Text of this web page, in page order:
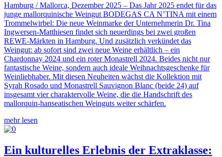
Hamburg / Mallorca, Dezember 2025 – Das Jahr 2025 endet für das
junge mallorquinische Weingut BODEGAS CA N’TINA mit einem
Trommelwirbel: Die neue Weinmarke der Unternehmerin Dr. Tina
Ingwersen-Matthiesen findet sich neuerdings bei zwei großen
REWE-Märkten in Hamburg. Und zusätzlich verkündet das
Weingut: ab sofort sind zwei neue Weine erhältlich – ein
Chardonnay 2024 und ein roter Monastrell 2024. Beides nicht nur
fantastische Weine, sondern auch ideale Weihnachtsgeschenke für
Weinliebhaber. Mit diesen Neuheiten wächst die Kollektion mit
Syrah Rosado und Monastrell Sauvignon Blanc (beide 24) auf
insgesamt vier charaktervolle Weine, die die Handschrift des
mallorquin-hanseatischen Weinguts weiter schärfen.
mehr lesen
Ein kulturelles Erlebnis der Extraklasse: